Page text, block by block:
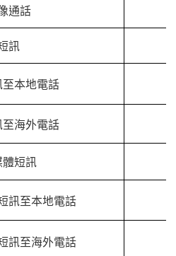
通話
訊
本地電話
海外電話
短訊
訊至本地電話
訊至海外電話